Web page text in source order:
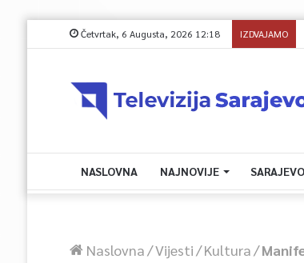
Četvrtak, 6 Augusta, 2026 12:18 IZDVAJAMO
NASLOVNA NAJNOVIJE SARAJEVO
Naslovna/Vijesti/Kultura/